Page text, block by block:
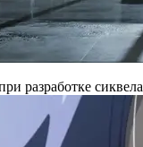
разработке сиквела